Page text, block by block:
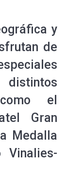
y
de
el
Gran
Medalla